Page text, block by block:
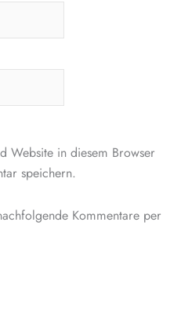
Website in diesem Browser
speichern.
Kommentare per